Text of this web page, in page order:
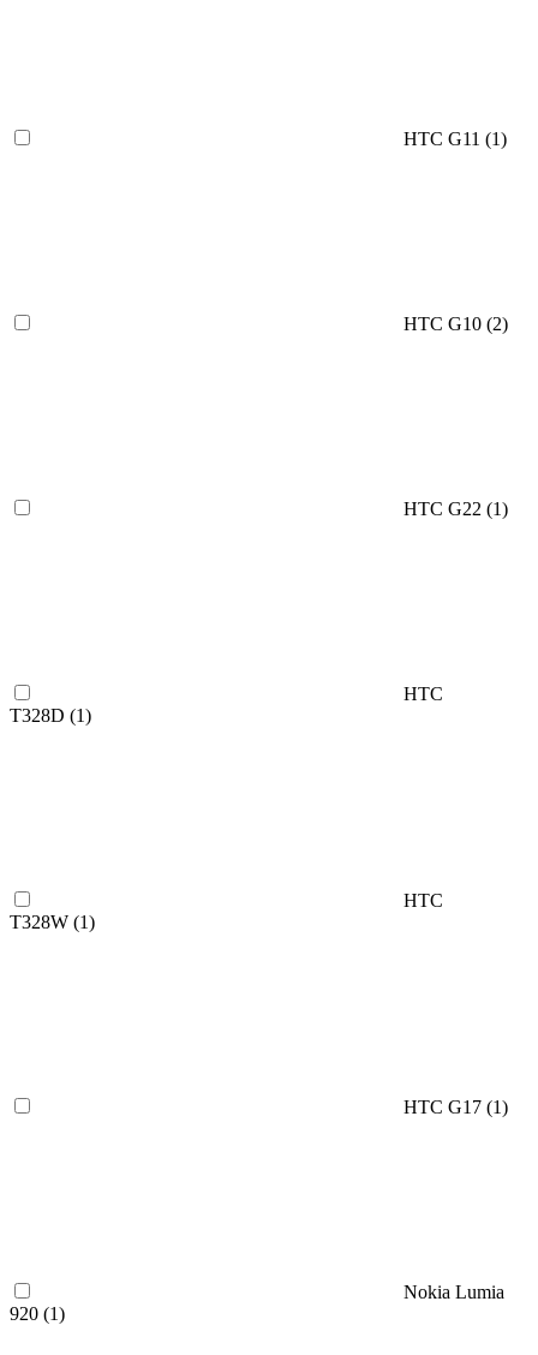
HTC G11 (1)
HTC G10 (2)
HTC G22 (1)
HTC
T328D (1)
HTC
T328W (1)
HTC G17 (1)
Nokia Lumia
920 (1)